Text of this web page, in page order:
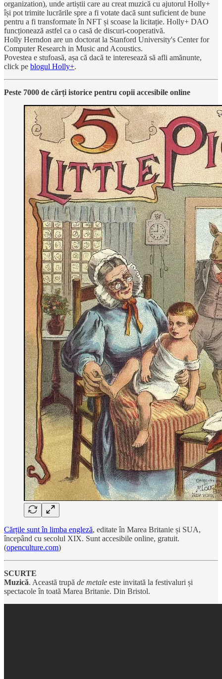
organization), unde artiștii care au creat muzică cu ajutorul Holly+
își pot trimite lucrările spre a fi votate dacă sunt suficient de bune
pentru a fi transformate în NFT și scoase la licitație. Holly+ DAO
funcționează astfel ca o casă de discuri-cooperativă.
Holly Herndon are un doctorat la Stanford University's Center for
Computer Research in Music and Acoustics.
Povestea e stufoasă, așa că dacă te interesează să afli amănunte,
click pe blogul Holly+.
Peste 7000 de cărți istorice pentru copii accesibile online
Cărțile sunt în limba engleză, editate în Marea Britanie și SUA,
începând cu secolul XIX. Sunt accesibile online, gratuit.
(openculture.com)
SCURTE
Muzică. Această trupă de metale este invitată la festivaluri și
spectacole în toată Marea Britanie. Din Bristol.